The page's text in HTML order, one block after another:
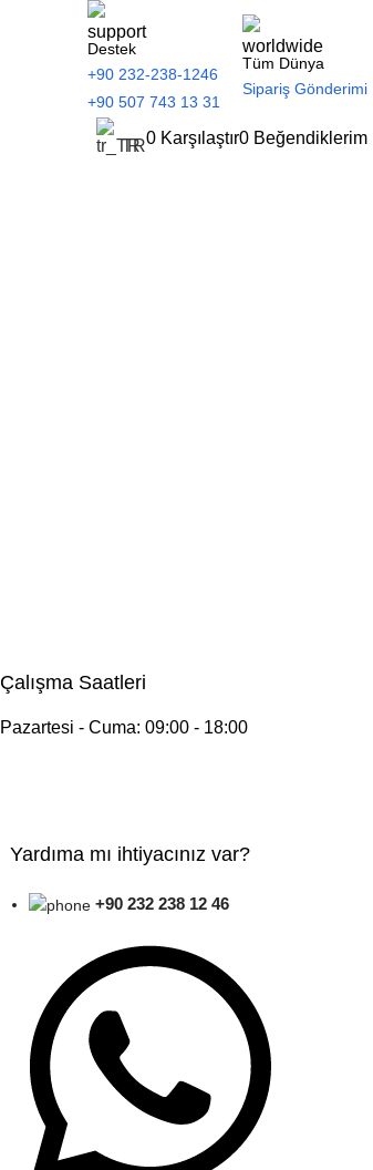
Destek
+90 232-238-1246
+90 507 743 13 31
Tüm Dünya
Sipariş Gönderimi
TR0 Karşılaştır0 Beğendiklerim
Çalışma Saatleri
Pazartesi - Cuma: 09:00 - 18:00
Yardıma mı ihtiyacınız var?
+90 232 238 12 46